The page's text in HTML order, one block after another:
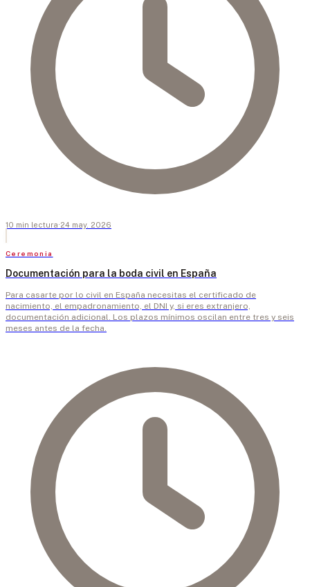
10 min lectura·24 may. 2026
Ceremonia
Documentación para la boda civil en España
Para casarte por lo civil en España necesitas el certificado de
nacimiento, el empadronamiento, el DNI y, si eres extranjero,
documentación adicional. Los plazos mínimos oscilan entre tres y seis
meses antes de la fecha.